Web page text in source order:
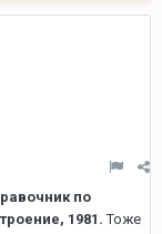
по
1981. Тоже